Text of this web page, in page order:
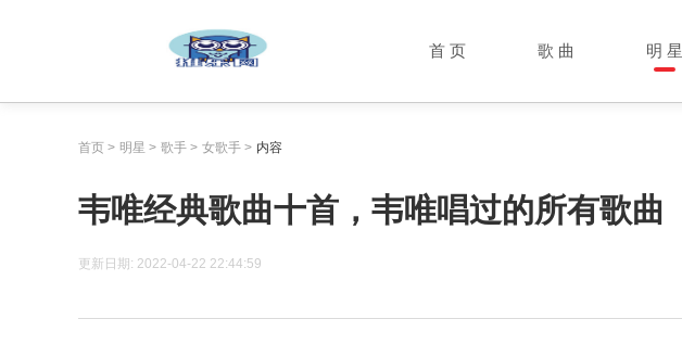
首 页 歌 曲 明 星
首页 > 明星 > 歌手 > 女歌手 > 内容
韦唯经典歌曲十首，韦唯唱过的所有歌曲
更新日期: 2022-04-22 22:44:59